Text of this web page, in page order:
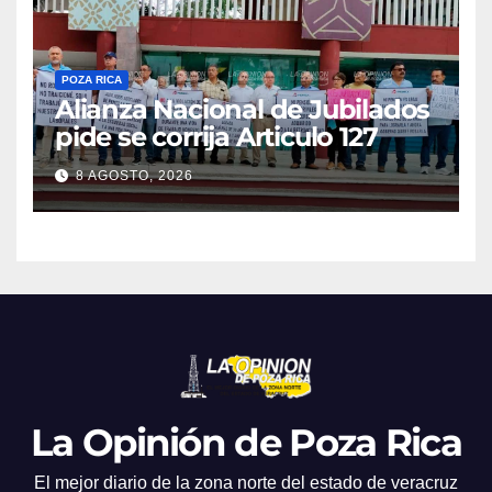
POZA RICA
Alianza Nacional de Jubilados
pide se corrija Articulo 127
8 AGOSTO, 2026
La Opinión de Poza Rica
El mejor diario de la zona norte del estado de veracruz